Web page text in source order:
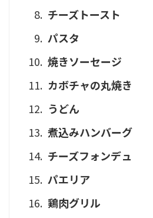
チーズトースト
パスタ
焼きソーセージ
カボチャの丸焼き
うどん
煮込みハンバーグ
チーズフォンデュ
パエリア
鶏肉グリル